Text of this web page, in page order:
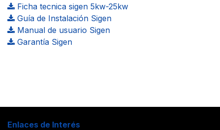
Ficha tecnica sigen 5kw-25kw
Guía de Instalación Sigen
Manual de usuario Sigen
Garantía Sigen
Enlaces de Interés